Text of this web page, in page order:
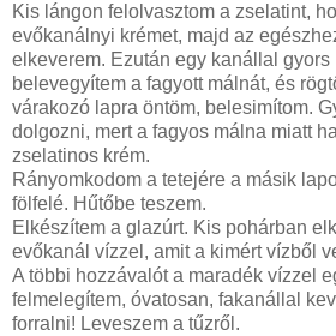
Kis lángon felolvasztom a zselatint,
evőkanálnyi krémet, majd az
elkeverem. Ezután egy kanállal gyors
belevegyítem a fagyott málnát, és
várakozó lapra öntöm, belesimítom.
dolgozni, mert a fagyos málna miatt
zselatinos krém.
Rányomkodom a tetejére a másik
fölfelé. Hűtőbe teszem.
Elkészítem a glazúrt. Kis pohárban
evőkanál vízzel, amit a kimért vízből
A többi hozzávalót a maradék vízzel
felmelegítem, óvatosan, fakanállal
forralni! Leveszem a tűzről.